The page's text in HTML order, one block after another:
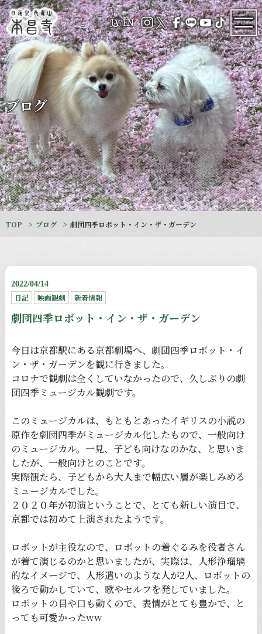
JA/EN
ブログ
TOP ブログ 劇団四季ロボット・イン・ザ・ガーデン
2022/04/14
日記 映画観劇 新着情報
劇団四季ロボット・イン・ザ・ガーデン
今日は京都駅にある京都劇場へ、劇団四季ロボット・イ
ン・ザ・ガーデンを観に行きました。
コロナで観劇は全くしていなかったので、久しぶりの劇
団四季ミュージカル観劇です。
このミュージカルは、もともとあったイギリスの小説の
原作を劇団四季がミュージカル化したもので、一般向け
のミュージカル。一見、子ども向けなのかな、と思いま
したが、一般向けとのことです。
実際観たら、子どもから大人まで幅広い層が楽しみめる
ミュージカルでした。
２０２０年が初演ということで、とても新しい演目で、
京都では初めて上演されたようです。
ロボットが主役なので、ロボットの着ぐるみを役者さん
が着て演じるのかと思いましたが、実際は、人形浄瑠璃
的なイメージで、人形遣いのような人が2人、ロボットの
後ろで動かしていて、歌やセルフを発していました。
ロボットの目や口も動くので、表情がとても豊かで、と
っても可愛かったww